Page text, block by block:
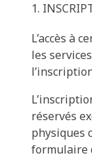
L’accès à
les
réservés
physiques
formulaire